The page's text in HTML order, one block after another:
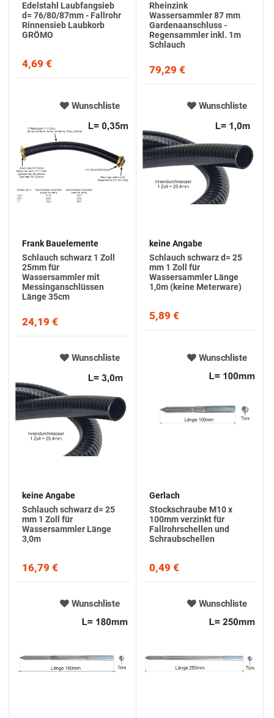
Edelstahl Laubfangsieb
d= 76/80/87mm - Fallrohr
Rinnensieb Laubkorb
GRÖMO
4,69 €
Rheinzink
Wassersammler 87 mm
Gardenaanschluss -
Regensammler inkl. 1m
Schlauch
79,29 €
Wunschliste
Frank Bauelemente
Schlauch schwarz 1 Zoll
25mm für
Wassersammler mit
Messinganschlüssen
Länge 35cm
24,19 €
Wunschliste
keine Angabe
Schlauch schwarz d= 25
mm 1 Zoll für
Wassersammler Länge
1,0m (keine Meterware)
5,89 €
Wunschliste
keine Angabe
Schlauch schwarz d= 25
mm 1 Zoll für
Wassersammler Länge
3,0m
16,79 €
Wunschliste
Gerlach
Stockschraube M10 x
100mm verzinkt für
Fallrohrschellen und
Schraubschellen
0,49 €
Wunschliste Wunschliste